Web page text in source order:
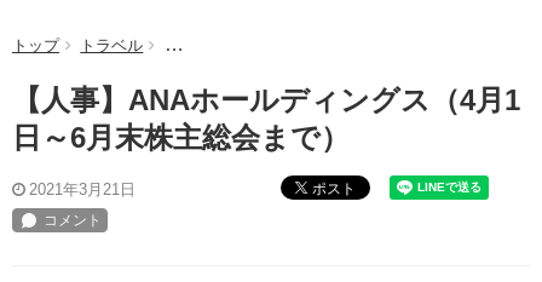
トップ トラベル 【人事】ANAホールディングス（4月1日～6月末株主
【人事】ANAホールディングス（4月1
日～6月末株主総会まで）
2021年3月21日 ポスト